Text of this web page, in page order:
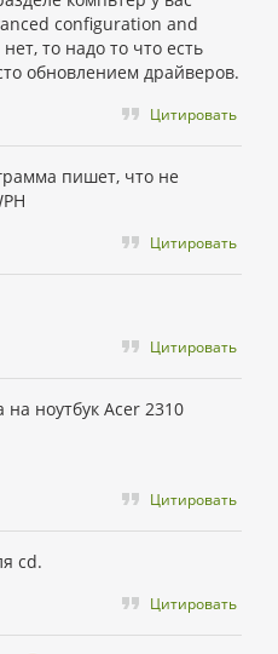
configuration and
то надо то что есть
обновлением драйверов.
Цитировать
пишет, что не
Цитировать
Цитировать
ноутбук Acer 2310
Цитировать
cd.
Цитировать